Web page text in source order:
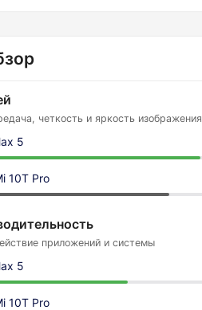
четкость и яркость изображения
5
10T Pro
приложений и системы
5
10T Pro